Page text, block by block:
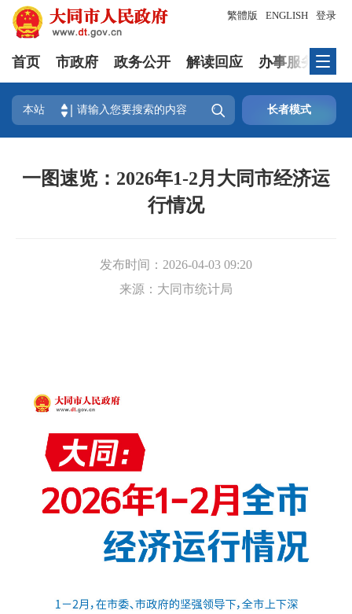
登录
繁體版 ENGLISH
首页 市政府 政务公开 解读回应 办事服务
本站  长者模式
一图速览：2026年1-2月大同市经济运
行情况
发布时间： 2026-04-03 09:20
来源： 大同市统计局